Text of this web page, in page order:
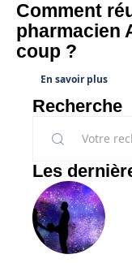
Comment
pharmacien
coup ?
En savoir plus
Recherche
Les